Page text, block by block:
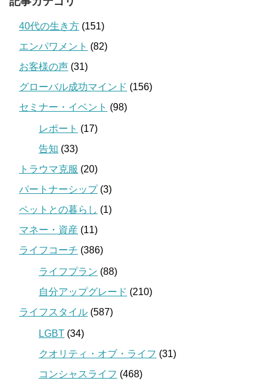
40代の生き方 (151)
エンパワメント (82)
お客様の声 (31)
グローバル成功マインド (156)
セミナー・イベント (98)
レポート (17)
告知 (33)
トラウマ克服 (20)
パートナーシップ(3)
ペットとの暮らし (1)
マネー・資産 (11)
ライフコーチ (386)
ライフプラン (88)
自分アップグレード (210)
ライフスタイル (587)
LGBT (34)
クオリティ・オブ・ライフ (31)
コンシャスライフ (468)